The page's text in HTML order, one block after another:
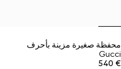
محفظة صغيرة مزينة بأحرف
Gucci
€ 540